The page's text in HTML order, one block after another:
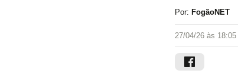
Por: FogãoNET
27/04/26 às 18:05